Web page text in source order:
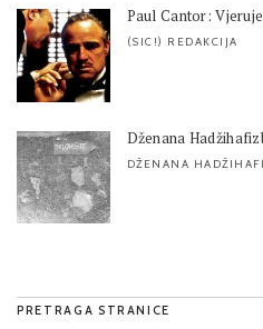
Paul Cantor:
(SIC!) REDAKCIJA
Dženana
DŽENANA
PRETRAGA STRANICE